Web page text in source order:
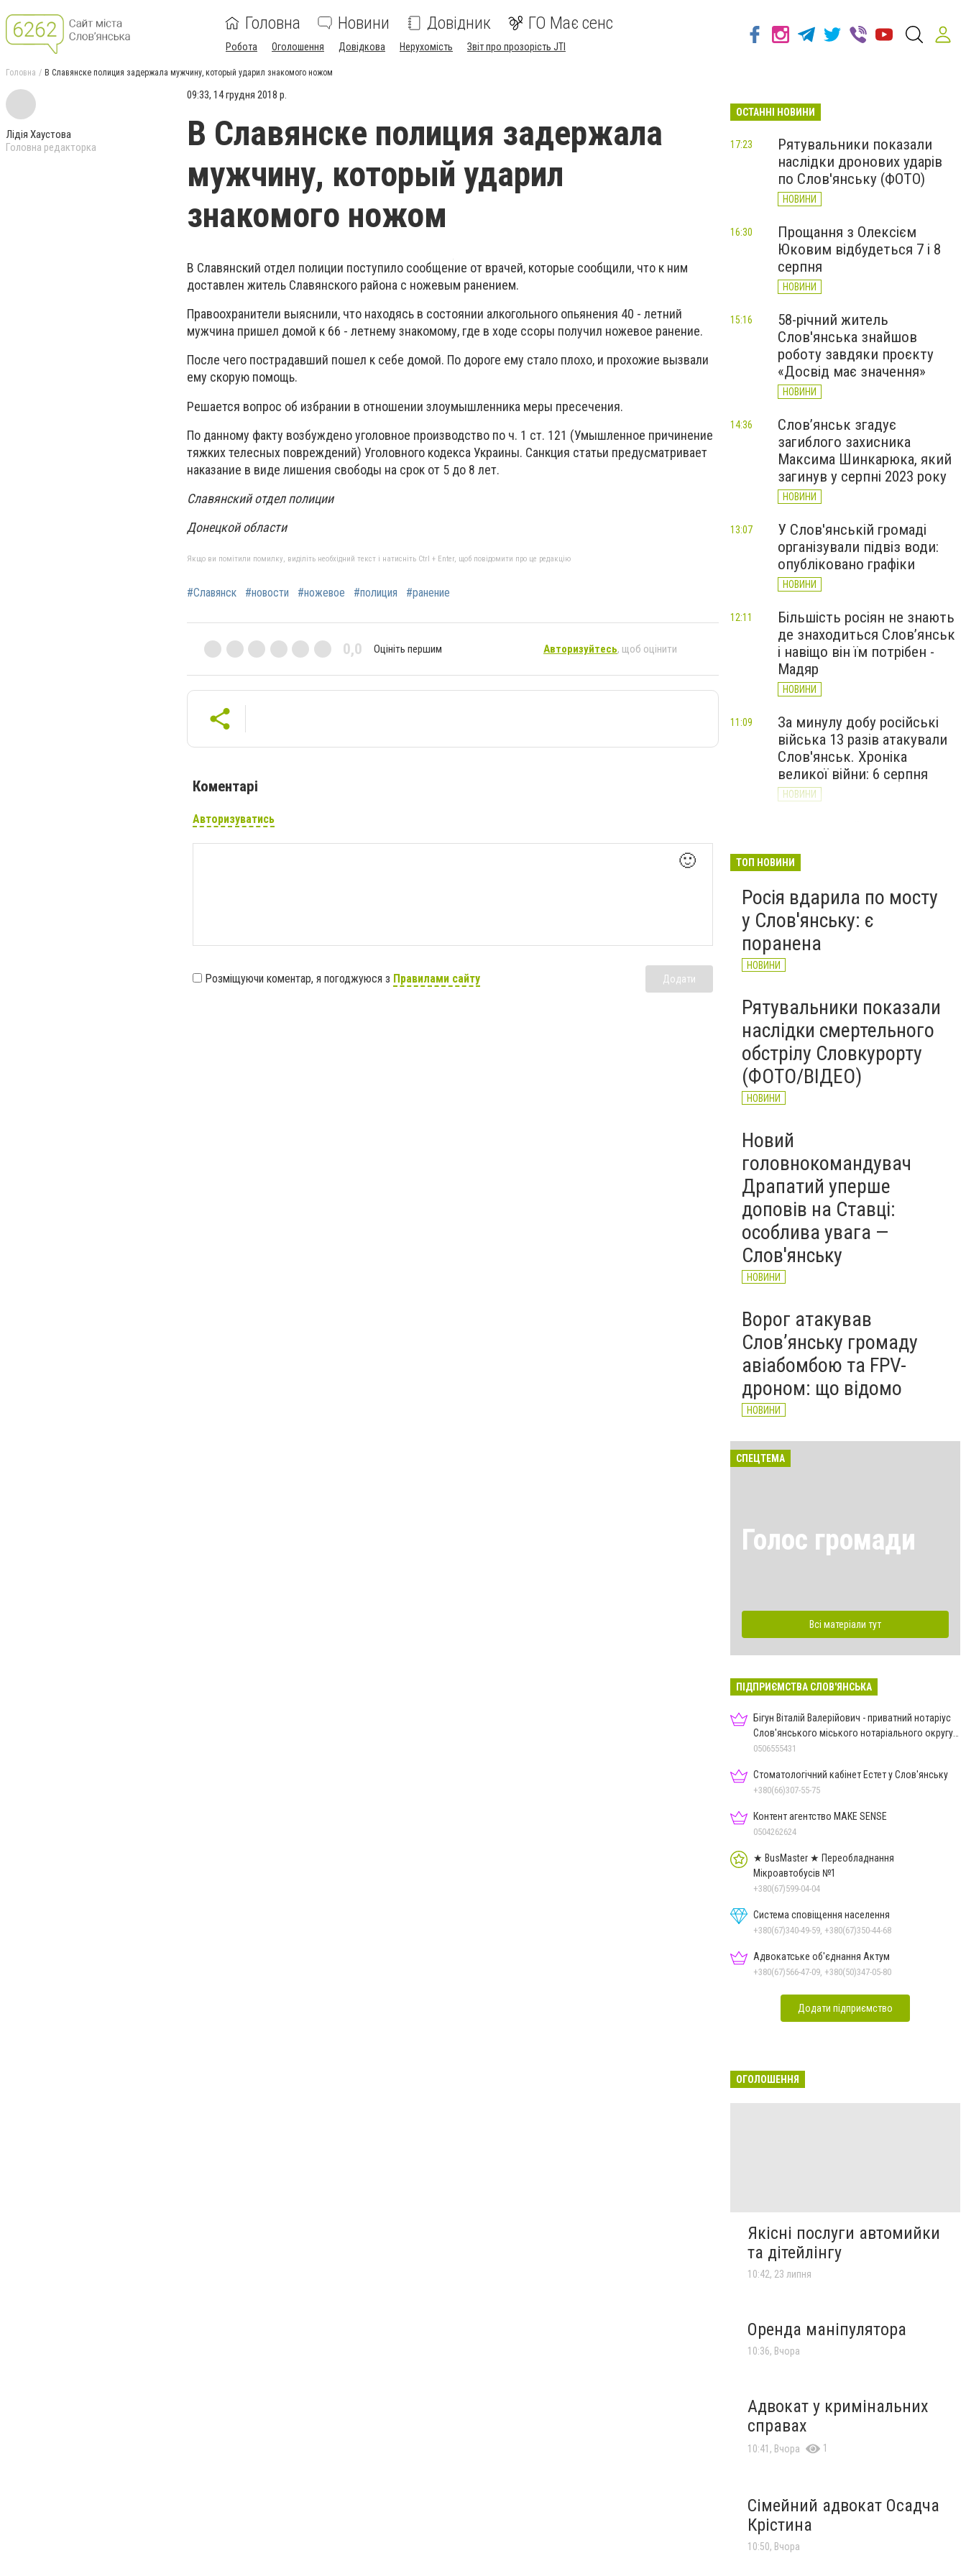
Головна Новини Довідник ГО Має сенс
Робота Оголошення Довідкова Нерухомість Звіт про прозорість JTI
Головна В Славянске полиция задержала мужчину, который ударил знакомого ножом
Лідія Хаустова
Головна редакторка
09:33, 14 грудня 2018 р.
В Славянске полиция задержала
мужчину, который ударил
знакомого ножом
В Славянский отдел полиции поступило сообщение от врачей, которые сообщили, что к ним
доставлен житель Славянского района с ножевым ранением.
Правоохранители выяснили, что находясь в состоянии алкогольного опьянения 40 - летний
мужчина пришел домой к 66 - летнему знакомому, где в ходе ссоры получил ножевое ранение.
После чего пострадавший пошел к себе домой. По дороге ему стало плохо, и прохожие вызвали
ему скорую помощь.
Решается вопрос об избрании в отношении злоумышленника меры пресечения.
По данному факту возбуждено уголовное производство по ч. 1 ст. 121 (Умышленное причинение
тяжких телесных повреждений) Уголовного кодекса Украины. Санкция статьи предусматривает
наказание в виде лишения свободы на срок от 5 до 8 лет.
Славянский отдел полиции
Донецкой области
Якщо ви помітили помилку, виділіть необхідний текст і натисніть Ctrl + Enter, щоб повідомити про це редакцію
#Славянск #новости #ножевое #полиция #ранение
0,0 Оцініть першим Авторизуйтесь, щоб оцінити
Коментарі
Авторизуватись
🙂
Розміщуючи коментар, я погоджуюся з Правилами сайту Додати
ОСТАННІ НОВИНИ
Рятувальники показали
наслідки дронових ударів
по Слов'янську (ФОТО)
НОВИНИ
17:23
Прощання з Олексієм
Юковим відбудеться 7 і 8
серпня
НОВИНИ
16:30
58-річний житель
Слов'янська знайшов
роботу завдяки проєкту
«Досвід має значення»
НОВИНИ
15:16
Слов’янськ згадує
загиблого захисника
Максима Шинкарюка, який
загинув у серпні 2023 року
НОВИНИ
14:36
У Слов'янській громаді
організували підвіз води:
опубліковано графіки
НОВИНИ
13:07
Більшість росіян не знають
де знаходиться Слов’янськ
і навіщо він їм потрібен -
Мадяр
НОВИНИ
12:11
За минулу добу російські
війська 13 разів атакували
Слов'янськ. Хроніка
великої війни: 6 серпня
НОВИНИ
11:09
Донецькоблгаз припиняє
районів
НОВИНИ
ТОП НОВИНИ
Росія вдарила по мосту
у Слов'янську: є
поранена
НОВИНИ
Рятувальники показали
наслідки смертельного
обстрілу Словкурорту
(ФОТО/ВІДЕО)
НОВИНИ
Новий
головнокомандувач
Драпатий уперше
доповів на Ставці:
особлива увага —
Слов'янську
НОВИНИ
Ворог атакував
Слов’янську громаду
авіабомбою та FPV-
дроном: що відомо
НОВИНИ
СПЕЦТЕМА
Голос громади
Всі матеріали тут
ПІДПРИЄМСТВА СЛОВ'ЯНСЬКА
Бігун Віталій Валерійович - приватний нотаріус
Слов'янського міського нотаріального округу
Дон.обл.
0506555431
Стоматологічний кабінет Естет у Слов'янську
+380(66)307-55-75
Контент агентство MAKE SENSE
0504262624
★ BusMaster ★ Переобладнання
Мікроавтобусів №1
+380(67)599-04-04
Система сповіщення населення
+380(67)340-49-59, +380(67)350-44-68
Адвокатське об'єднання Актум
+380(67)566-47-09, +380(50)347-05-80
Додати підприємство
ОГОЛОШЕННЯ
Якісні послуги автомийки
та дітейлінгу
10:42, 23 липня
Оренда маніпулятора
10:36, Вчора
Адвокат у кримінальних
справах
10:41, Вчора 1
Сімейний адвокат Осадча
Крістина
10:50, Вчора